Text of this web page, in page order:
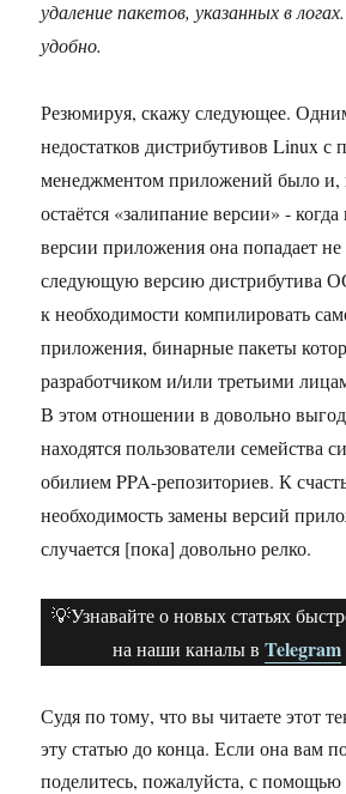
удаление пакетов, указанных в
удобно.
Резюмируя, скажу следующее.
недостатков дистрибутивов Linux с
менеджментом приложений было и,
остаётся «залипание версии» -
версии приложения она попадает
следующую версию дистрибутива
к необходимости компилировать
приложения, бинарные пакеты
разработчиком и/или третьими
В этом отношении в довольно
находятся пользователи семейства
обилием PPA-репозиториев. К
необходимость замены версий
случается [пока] довольно релко.
💡Узнавайте о новых статьях
на наши каналы в Telegram
Судя по тому, что вы читаете этот
эту статью до конца. Если она вам
поделитесь, пожалуйста, с